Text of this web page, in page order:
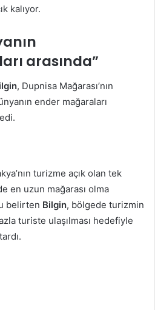
kalıyor.
arasında”
, Dupnisa Mağarası’nın
ender mağaraları
turizme açık olan tek
en uzun mağarası olma
belirten Bilgin, bölgede turizmin
turiste ulaşılması hedefiyle